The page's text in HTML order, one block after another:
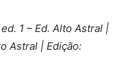
1 – Ed. Alto Astral |
Astral | Edição: